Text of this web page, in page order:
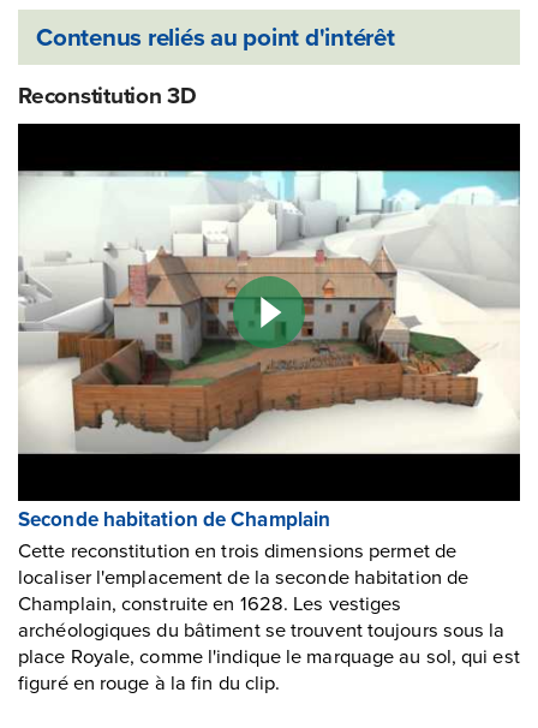
Contenus reliés au point d'intérêt
Reconstitution 3D
Seconde habitation de Champlain
Cette reconstitution en trois dimensions permet de
localiser l'emplacement de la seconde habitation de
Champlain, construite en 1628. Les vestiges
archéologiques du bâtiment se trouvent toujours sous la
place Royale, comme l'indique le marquage au sol, qui est
figuré en rouge à la fin du clip.